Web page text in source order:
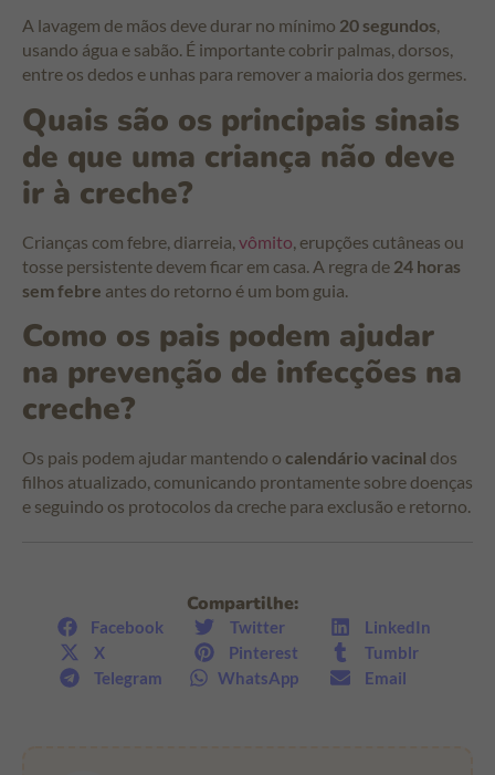
A lavagem de mãos deve durar no mínimo 20 segundos,
usando água e sabão. É importante cobrir palmas, dorsos,
entre os dedos e unhas para remover a maioria dos germes.
Quais são os principais sinais
de que uma criança não deve
ir à creche?
Crianças com febre, diarreia, vômito , erupções cutâneas ou
tosse persistente devem ficar em casa. A regra de 24 horas
sem febre antes do retorno é um bom guia.
Como os pais podem ajudar
na prevenção de infecções na
creche?
Os pais podem ajudar mantendo o calendário vacinal dos
filhos atualizado, comunicando prontamente sobre doenças
e seguindo os protocolos da creche para exclusão e retorno.
Compartilhe:
Facebook Twitter
LinkedIn
X
Pinterest
Tumblr
Telegram
WhatsApp Email